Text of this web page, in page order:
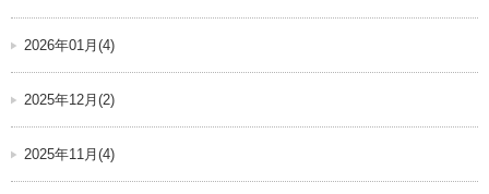
2026年01月(4)
2025年12月(2)
2025年11月(4)